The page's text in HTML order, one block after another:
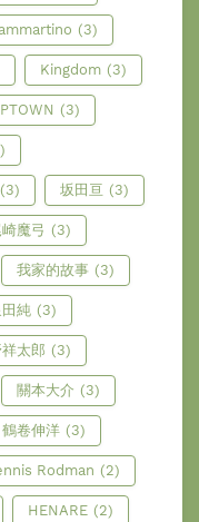
(3)
Kingdom (3)
(3)
(3) 坂田亘 (3)
魔弓 (3)
我家的故事 (3)
田純 (3)
太郎 (3)
關本大介 (3)
鶴卷伸洋 (3)
Rodman (2)
HENARE (2)